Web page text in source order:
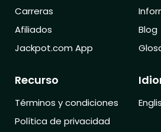
Carreras
Afiliados
Jackpot.com App
Blog
Recurso
Términos y condiciones
Política de privacidad